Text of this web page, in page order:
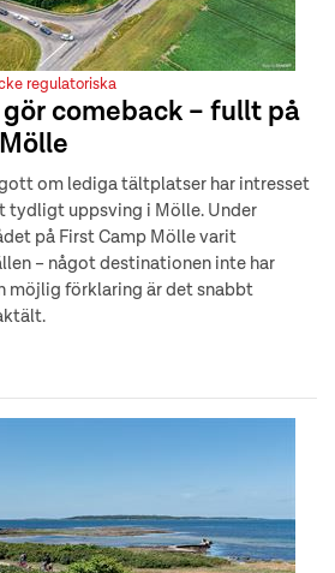
regulatoriska
gör comeback – fullt på
om lediga tältplatser har intresset
uppsving i Mölle. Under
på First Camp Mölle varit
– något destinationen inte har
möjlig förklaring är det snabbt